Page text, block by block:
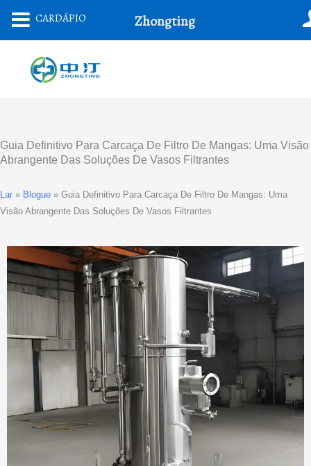
Para
Conteúdo
Guia Definitivo Para Carcaça De Filtro De Mangas: Uma Visão
Abrangente Das Soluções De Vasos Filtrantes
Lar » Blogue » Guia Definitivo Para Carcaça De Filtro De Mangas: Uma
Visão Abrangente Das Soluções De Vasos Filtrantes
CARDÁPIO Zhongting